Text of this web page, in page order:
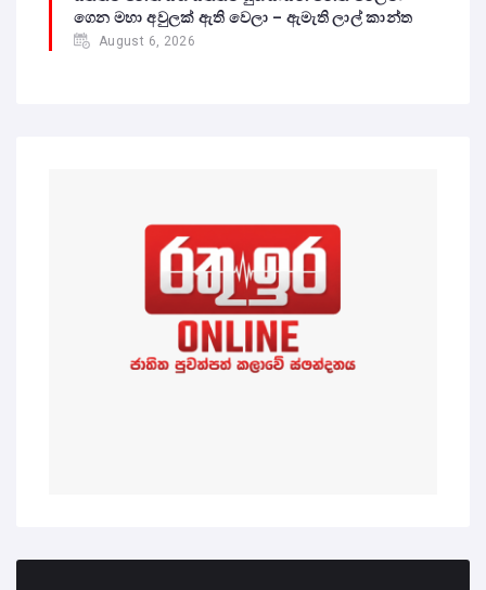
ගෙන මහා අවුලක් ඇති වෙලා – ඇමැති ලාල් කාන්ත
August 6, 2026